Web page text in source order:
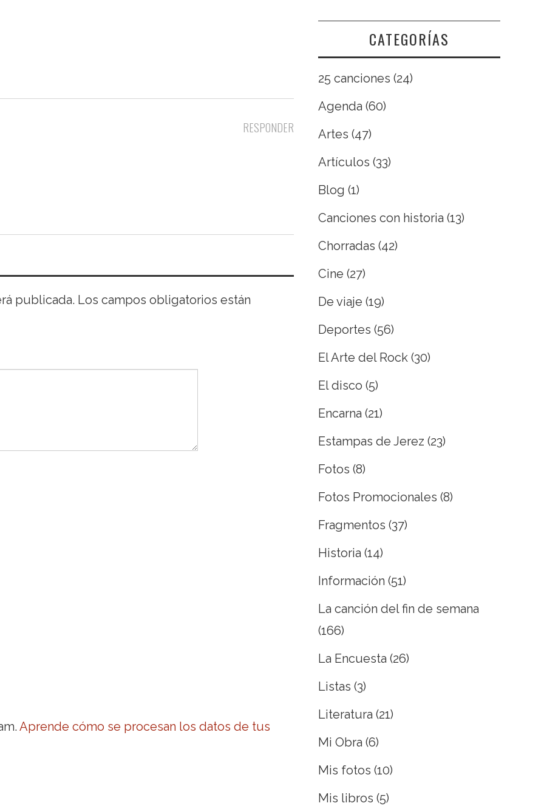
RESPONDER
publicada. Los campos obligatorios están
Aprende cómo se procesan los datos de tus
CATEGORÍAS
25 canciones (24)
Agenda (60)
Artes (47)
Artículos (33)
Blog (1)
Canciones con historia (13)
Chorradas (42)
Cine (27)
De viaje (19)
Deportes (56)
El Arte del Rock (30)
El disco (5)
Encarna (21)
Estampas de Jerez (23)
Fotos (8)
Fotos Promocionales (8)
Fragmentos (37)
Historia (14)
Información (51)
La canción del fin de semana
(166)
La Encuesta (26)
Listas (3)
Literatura (21)
Mi Obra (6)
Mis fotos (10)
Mis libros (5)